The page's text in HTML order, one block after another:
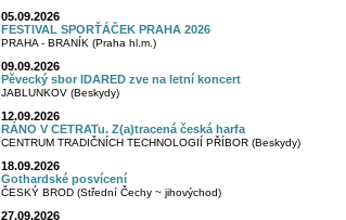
05.09.2026
FESTIVAL SPORŤÁČEK PRAHA 2026
PRAHA - BRANÍK (Praha hl.m.)
09.09.2026
Pěvecký sbor IDARED zve na letní koncert
JABLUNKOV (Beskydy)
12.09.2026
RÁNO V CETRATu. Z(a)tracená česká harfa
CENTRUM TRADIČNÍCH TECHNOLOGIÍ PŘÍBOR (Beskydy)
18.09.2026
Gothardské posvícení
ČESKÝ BROD (Střední Čechy ~ jihovýchod)
27.09.2026